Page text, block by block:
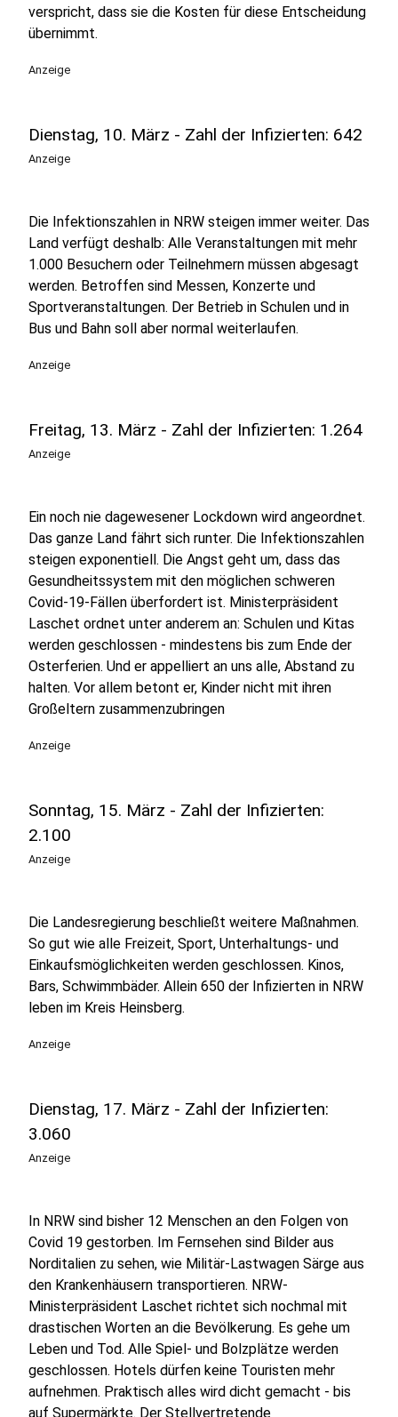
verspricht, dass sie die Kosten für diese Entscheidung
übernimmt.
Anzeige
Dienstag, 10. März - Zahl der Infizierten: 642
Anzeige
Die Infektionszahlen in NRW steigen immer weiter. Das
Land verfügt deshalb: Alle Veranstaltungen mit mehr
1.000 Besuchern oder Teilnehmern müssen abgesagt
werden. Betroffen sind Messen, Konzerte und
Sportveranstaltungen. Der Betrieb in Schulen und in
Bus und Bahn soll aber normal weiterlaufen.
Anzeige
Freitag, 13. März - Zahl der Infizierten: 1.264
Anzeige
Ein noch nie dagewesener Lockdown wird angeordnet.
Das ganze Land fährt sich runter. Die Infektionszahlen
steigen exponentiell. Die Angst geht um, dass das
Gesundheitssystem mit den möglichen schweren
Covid-19-Fällen überfordert ist. Ministerpräsident
Laschet ordnet unter anderem an: Schulen und Kitas
werden geschlossen - mindestens bis zum Ende der
Osterferien. Und er appelliert an uns alle, Abstand zu
halten. Vor allem betont er, Kinder nicht mit ihren
Großeltern zusammenzubringen
Anzeige
Sonntag, 15. März - Zahl der Infizierten:
2.100
Anzeige
Die Landesregierung beschließt weitere Maßnahmen.
So gut wie alle Freizeit, Sport, Unterhaltungs- und
Einkaufsmöglichkeiten werden geschlossen. Kinos,
Bars, Schwimmbäder. Allein 650 der Infizierten in NRW
leben im Kreis Heinsberg.
Anzeige
Dienstag, 17. März - Zahl der Infizierten:
3.060
Anzeige
In NRW sind bisher 12 Menschen an den Folgen von
Covid 19 gestorben. Im Fernsehen sind Bilder aus
Norditalien zu sehen, wie Militär-Lastwagen Särge aus
den Krankenhäusern transportieren. NRW-
Ministerpräsident Laschet richtet sich nochmal mit
drastischen Worten an die Bevölkerung. Es gehe um
Leben und Tod. Alle Spiel- und Bolzplätze werden
geschlossen. Hotels dürfen keine Touristen mehr
aufnehmen. Praktisch alles wird dicht gemacht - bis
auf Supermärkte. Der Stellvertretende